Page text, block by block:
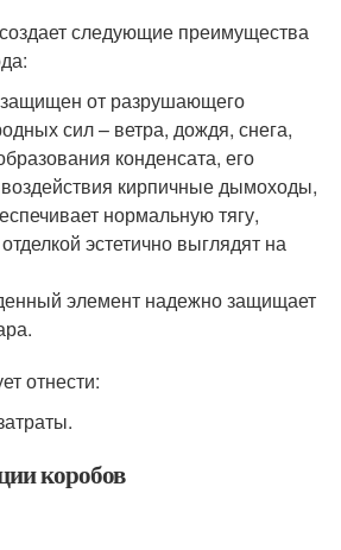
следующие преимущества
от разрушающего
сил – ветра, дождя, снега,
конденсата, его
кирпичные дымоходы,
нормальную тягу,
эстетично выглядят на
элемент надежно защищает
отнести:
коробов